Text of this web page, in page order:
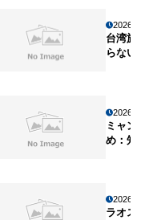
2026年
台湾旅
らない
2026年
ミャン
め：知
2026年
ラオス